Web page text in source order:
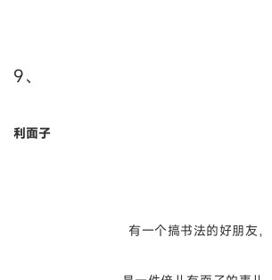
9、
利面子
有一个搞书法的好朋友，